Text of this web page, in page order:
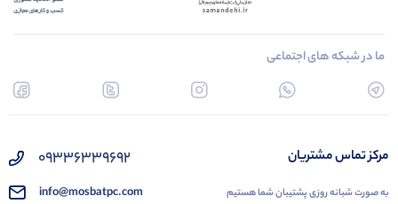
ما در شبکه های اجتماعی
مرکز تماس مشتریان
به صورت شبانه روزی پشتیبان شما هستیم
09336339692
info@mosbatpc.com